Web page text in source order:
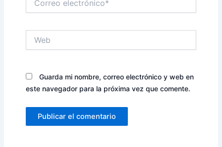
electrónico*
Guarda mi nombre, correo electrónico y web en
este navegador para la próxima vez que comente.